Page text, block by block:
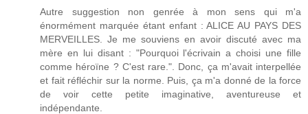
Autre suggestion non genrée à mon sens qui m'a
énormément marquée étant enfant : ALICE AU PAYS DES
MERVEILLES. Je me souviens en avoir discuté avec ma
mère en lui disant : "Pourquoi l'écrivain a choisi une fille
comme héroïne ? C'est rare.". Donc, ça m'avait interpellée
et fait réfléchir sur la norme. Puis, ça m'a donné de la force
de voir cette petite imaginative, aventureuse et
indépendante.